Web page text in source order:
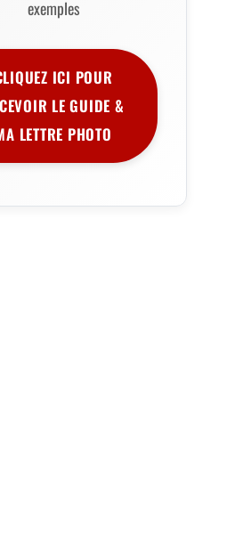
exemples
ICI POUR
LE GUIDE &
LETTRE PHOTO